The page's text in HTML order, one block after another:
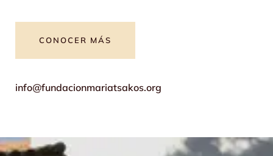
CONOCER MÁS
info@fundacionmariatsakos.org